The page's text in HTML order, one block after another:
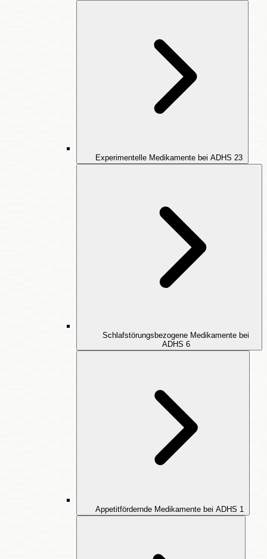
Experimentelle Medikamente bei ADHS 23
Schlafstörungsbezogene Medikamente bei
ADHS 6
Appetitfördernde Medikamente bei ADHS 1